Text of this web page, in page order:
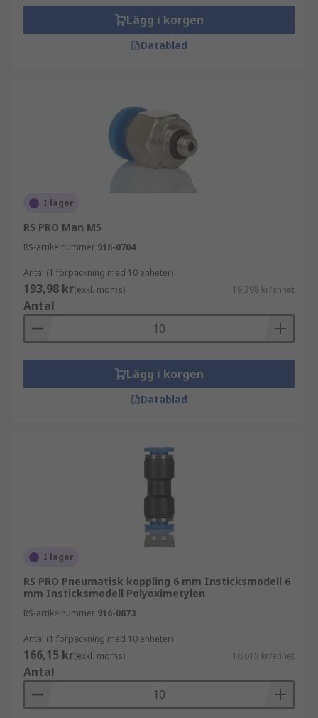
Lägg i korgen
Datablad
I lager
RS PRO Man M5
RS-artikelnummer 916-0704
Antal (1 förpackning med 10 enheter)
193,98 kr(exkl. moms) 19,398 kr/enhet
Antal
Lägg i korgen
Datablad
I lager
RS PRO Pneumatisk koppling 6 mm Insticksmodell 6
mm Insticksmodell Polyoximetylen
RS-artikelnummer 916-0873
Antal (1 förpackning med 10 enheter)
166,15 kr(exkl. moms) 16,615 kr/enhet
Antal